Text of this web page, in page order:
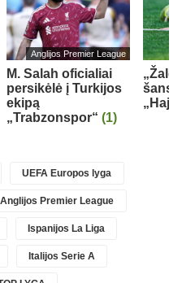
Anglijos Premier League
M. Salah oficialiai
persikėlė į Turkijos
ekipą
„Trabzonspor“ (1)
UEFA Europos lyga
Anglijos Premier League
Ispanijos La Liga
Italijos Serie A